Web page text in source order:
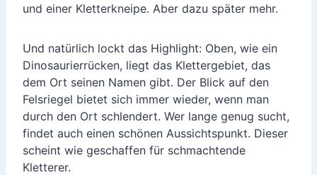
und einer Kletterkneipe. Aber dazu später mehr.
Und natürlich lockt das Highlight: Oben, wie ein
Dinosaurierrücken, liegt das Klettergebiet, das
dem Ort seinen Namen gibt. Der Blick auf den
Felsriegel bietet sich immer wieder, wenn man
durch den Ort schlendert. Wer lange genug sucht,
findet auch einen schönen Aussichtspunkt. Dieser
scheint wie geschaffen für schmachtende
Kletterer.